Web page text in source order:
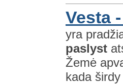
Vesta
yra
paslyst
Žemė
kada